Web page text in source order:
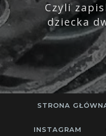
Czyli
dziecka
STRONA
INSTAGRAM